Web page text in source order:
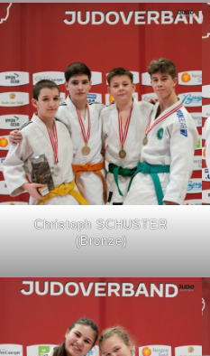
Christoph SCHUSTER
(Bronze)